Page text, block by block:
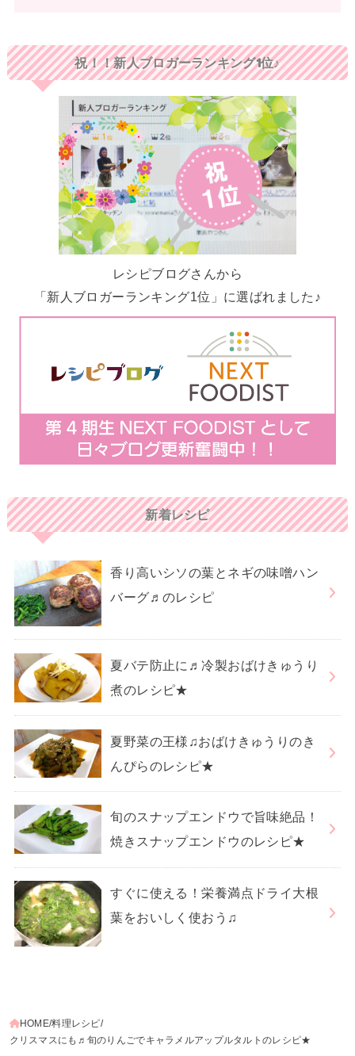
祝！！新人ブロガーランキング1位♪
レシピブログさんから
「新人ブロガーランキング1位」に選ばれました♪
新着レシピ
香り高いシソの葉とネギの味噌ハン
バーグ♬のレシピ
夏バテ防止に♬冷製おばけきゅうり
煮のレシピ★
夏野菜の王様♫おばけきゅうりのき
んぴらのレシピ★
旬のスナップエンドウで旨味絶品！
焼きスナップエンドウのレシピ★
すぐに使える！栄養満点ドライ大根
葉をおいしく使おう♫
HOME 料理レシピ
クリスマスにも♬旬のりんごでキャラメルアップルタルトのレシピ★